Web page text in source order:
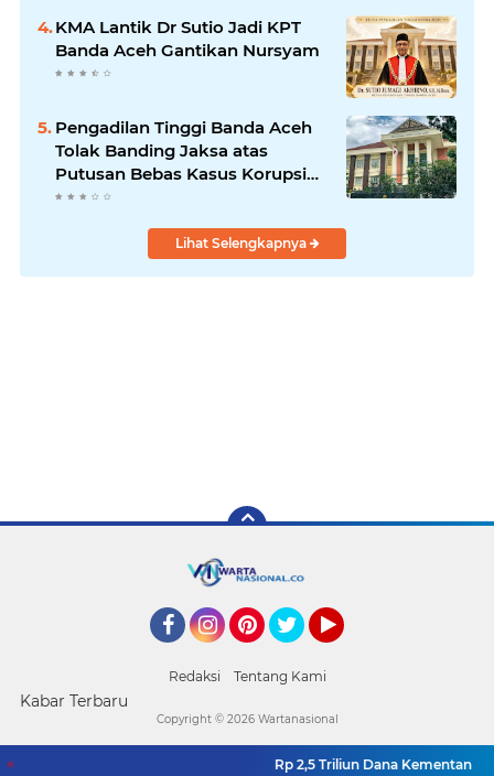
KMA Lantik Dr Sutio Jadi KPT
Banda Aceh Gantikan Nursyam
Pengadilan Tinggi Banda Aceh
Tolak Banding Jaksa atas
Putusan Bebas Kasus Korupsi
Wastafel
Lihat Selengkapnya
Redaksi Tentang Kami
Kabar Terbaru
Rp 2,5 Triliun Dana Kementan
Copyright © 2026 Wartanasional